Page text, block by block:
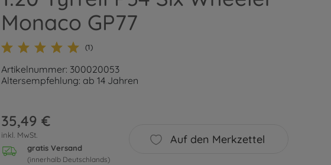
Monaco GP77
(1)
Artikelnummer: 300020053
Altersempfehlung: ab 14 Jahren
35,49 €
inkl. MwSt.
gratis Versand
(innerhalb Deutschlands)
Auf den Merkzettel